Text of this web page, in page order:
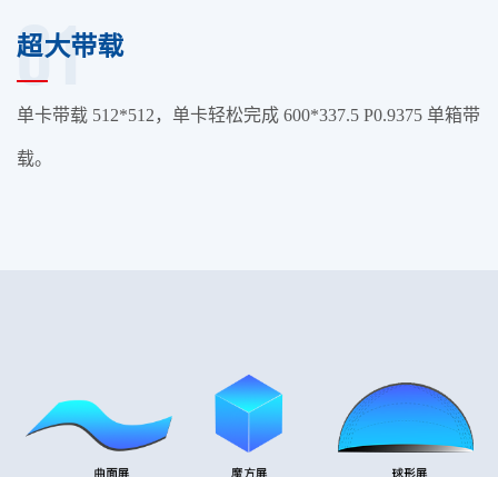
超大带载
01
单卡带载 512*512，单卡轻松完成 600*337.5 P0.9375 单箱带
载。